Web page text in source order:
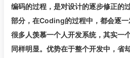
编码的过程，是对设计的逐步修正的
部分，在Coding的过程中，都会逐一
很多人羡慕一个人开发系统，其实一
同样明显。优势在于整个开发中，省